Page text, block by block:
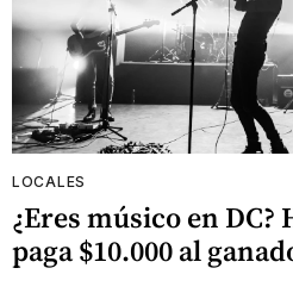
LOCALES
¿Eres músico en
paga $10.000 al